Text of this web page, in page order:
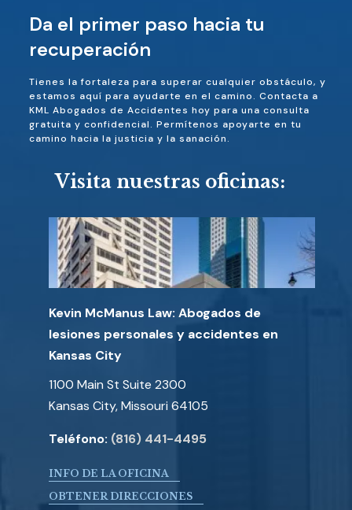
Da el primer paso hacia tu
recuperación
Tienes la fortaleza para superar cualquier obstáculo, y
estamos aquí para ayudarte en el camino. Contacta a
KML Abogados de Accidentes hoy para una consulta
gratuita y confidencial. Permítenos apoyarte en tu
camino hacia la justicia y la sanación.
Visita nuestras oficinas:
Kevin McManus Law: Abogados de
lesiones personales y accidentes en
Kansas City
1100 Main St Suite 2300
Kansas City, Missouri 64105
Teléfono: (816) 441-4495
INFO DE LA OFICINA
OBTENER DIRECCIONES